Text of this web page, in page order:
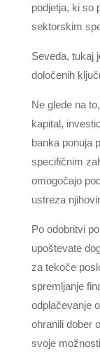
podjetja, ki so
sektorskim
Seveda, tukaj
določenih
Ne glede na
kapital,
banka ponuja
specifičnim
omogočajo
ustreza
Po odobritvi
upoštevate
za tekoče
spremljanje
odplačevanje
ohranili dober
svoje